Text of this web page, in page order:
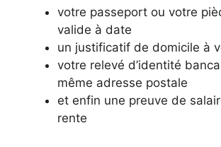
votre passeport ou votre
valide à date
un justificatif de domicile à
votre relevé d’identité
même adresse postale
et enfin une preuve de
rente